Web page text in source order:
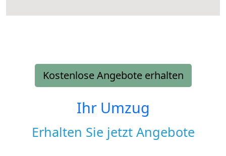
Kostenlose Angebote erhalten
Ihr Umzug
Erhalten Sie jetzt Angebote